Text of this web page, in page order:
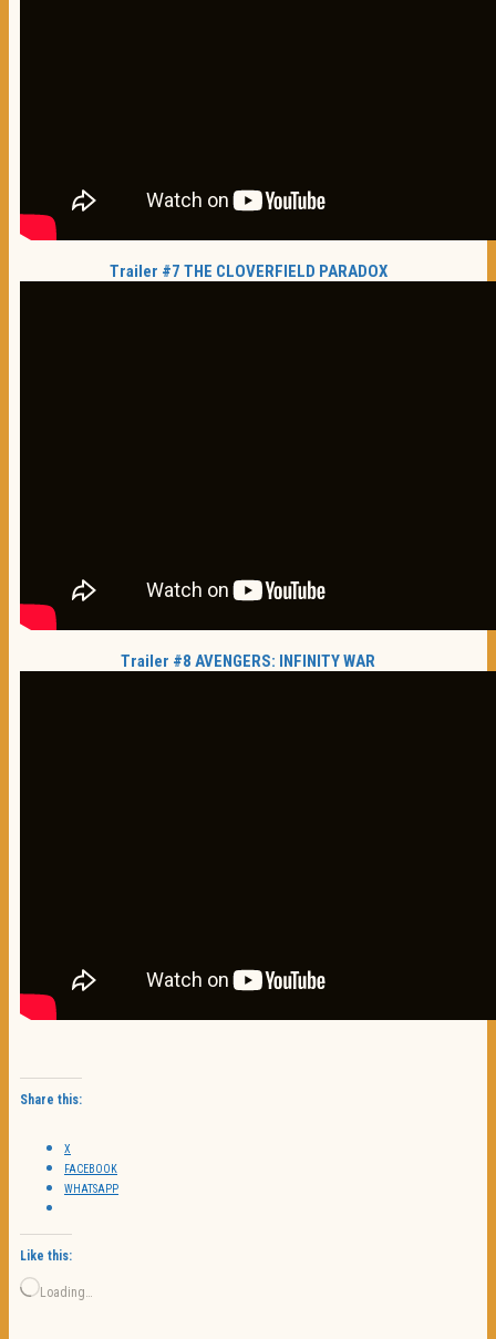
Trailer #7 THE CLOVERFIELD PARADOX
Trailer #8 AVENGERS: INFINITY WAR
Share this:
X
FACEBOOK
WHATSAPP
Like this:
Loading…